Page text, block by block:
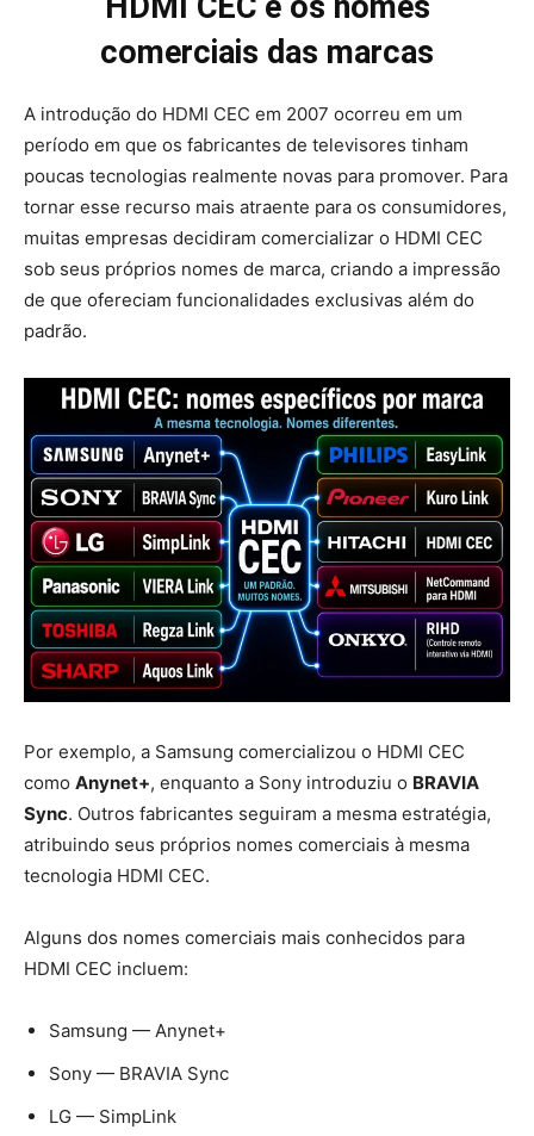
comerciais das marcas
A introdução do HDMI CEC em 2007 ocorreu em um
período em que os fabricantes de televisores tinham
poucas tecnologias realmente novas para promover. Para
tornar esse recurso mais atraente para os consumidores,
muitas empresas decidiram comercializar o HDMI CEC
sob seus próprios nomes de marca, criando a impressão
de que ofereciam funcionalidades exclusivas além do
padrão.
Por exemplo, a Samsung comercializou o HDMI CEC
como Anynet+, enquanto a Sony introduziu o BRAVIA
Sync. Outros fabricantes seguiram a mesma estratégia,
atribuindo seus próprios nomes comerciais à mesma
tecnologia HDMI CEC.
Alguns dos nomes comerciais mais conhecidos para
HDMI CEC incluem:
Samsung — Anynet+
Sony — BRAVIA Sync
LG — SimpLink